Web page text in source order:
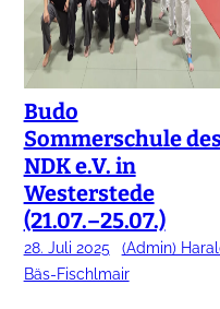
Budo
Sommerschule
NDK e.V. in
Westerstede
(21.07.–25.07.)
28. Juli 2025
(Admin)
Bäs-Fischlmair